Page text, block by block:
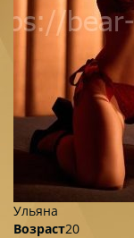
Ульяна
Возраст20